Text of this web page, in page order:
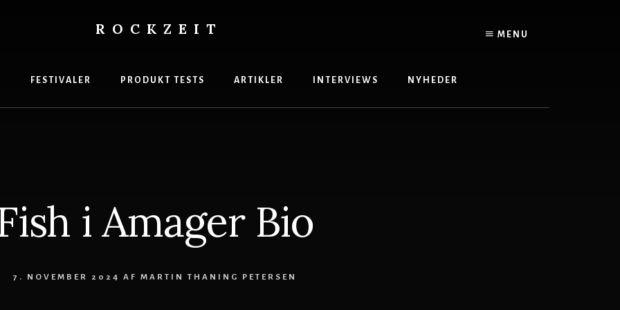
MENU
ROCKZEIT
FESTIVALER PRODUKT TESTS ARTIKLER INTERVIEWS NYHEDER
i Amager Bio
7. NOVEMBER 2024 AF MARTIN THANING PETERSEN